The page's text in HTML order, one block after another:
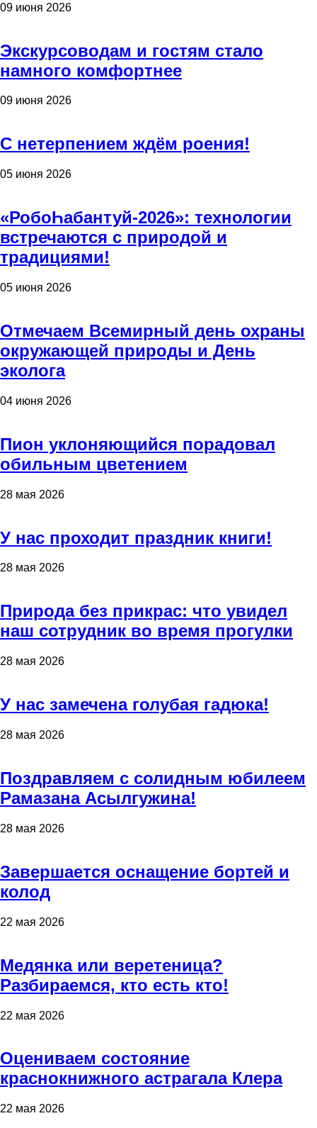
09 июня 2026
Экскурсоводам и гостям стало
намного комфортнее
09 июня 2026
С нетерпением ждём роения!
05 июня 2026
«РобоҺабантуй-2026»: технологии
встречаются с природой и
традициями!
05 июня 2026
Отмечаем Всемирный день охраны
окружающей природы и День
эколога
04 июня 2026
Пион уклоняющийся порадовал
обильным цветением
28 мая 2026
У нас проходит праздник книги!
28 мая 2026
Природа без прикрас: что увидел
наш сотрудник во время прогулки
28 мая 2026
У нас замечена голубая гадюка!
28 мая 2026
Поздравляем с солидным юбилеем
Рамазана Асылгужина!
28 мая 2026
Завершается оснащение бортей и
колод
22 мая 2026
Медянка или веретеница?
Разбираемся, кто есть кто!
22 мая 2026
Оцениваем состояние
краснокнижного астрагала Клера
22 мая 2026